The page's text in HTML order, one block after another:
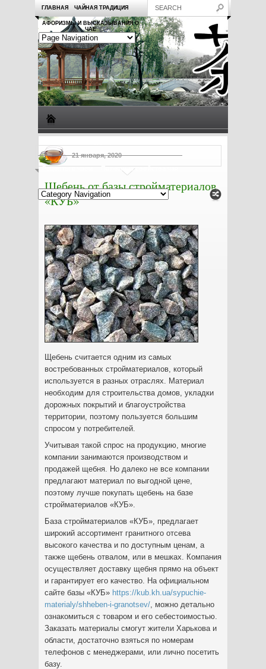
ГЛАВНАЯ ЧАЙНАЯ ТРАДИЦИЯ
АФОРИЗМЫ И ВЫСКАЗЫВАНИЯ О
ЧАЕ
Рецепты с чаем Полезные свойства чая
21 января, 2020
Щебень от базы стройматериалов
«КУБ»
Щебень считается одним из самых
востребованных стройматериалов, который
используется в разных отраслях. Материал
необходим для строительства домов, укладки
дорожных покрытий и благоустройства
территории, поэтому пользуется большим
спросом у потребителей.
Учитывая такой спрос на продукцию, многие
компании занимаются производством и
продажей щебня. Но далеко не все компании
предлагают материал по выгодной цене,
поэтому лучше покупать щебень на базе
стройматериалов «КУБ».
База стройматериалов «КУБ», предлагает
широкий ассортимент гранитного отсева
высокого качества и по доступным ценам, а
также щебень отвалом, или в мешках. Компания
осуществляет доставку щебня прямо на объект
и гарантирует его качество. На официальном
сайте базы «КУБ» https://kub.kh.ua/sypuchie-
materialy/shheben-i-granotsev/, можно детально
ознакомиться с товаром и его себестоимостью.
Заказать материалы смогут жители Харькова и
области, достаточно взяться по номерам
телефонов с менеджерами, или лично посетить
базу.